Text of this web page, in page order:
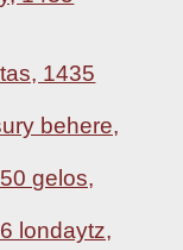
1435
behere,
gelos,
londaytz,